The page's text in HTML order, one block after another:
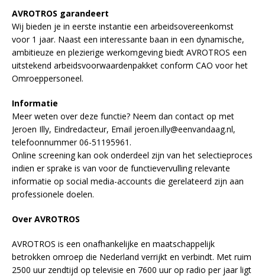
AVROTROS garandeert
Wij bieden je in eerste instantie een arbeidsovereenkomst
voor 1 jaar. Naast een interessante baan in een dynamische,
ambitieuze en plezierige werkomgeving biedt AVROTROS een
uitstekend arbeidsvoorwaardenpakket conform CAO voor het
Omroeppersoneel.
Informatie
Meer weten over deze functie? Neem dan contact op met
Jeroen Illy, Eindredacteur, Email jeroen.illy@eenvandaag.nl,
telefoonnummer 06-51195961.
Online screening kan ook onderdeel zijn van het selectieproces
indien er sprake is van voor de functievervulling relevante
informatie op social media-accounts die gerelateerd zijn aan
professionele doelen.
Over AVROTROS
AVROTROS is een onafhankelijke en maatschappelijk
betrokken omroep die Nederland verrijkt en verbindt. Met ruim
2500 uur zendtijd op televisie en 7600 uur op radio per jaar ligt